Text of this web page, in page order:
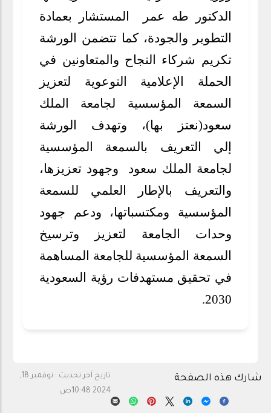
الدكتور طه عمر المستشار بعمادة
التطوير والجودة، كما تتضمن الورشة
تكريم شركاء النجاح والمتعاونين في
الحملة الإعلامية التوعوية لتعزيز
السمعة المؤسسية لجامعة الملك
سعود(نعتز بها)، وتهدف الورشة
إلي
التعريف بالسمعة المؤسسية
لجامعة الملك سعود وجهود تعزيزها،
و التعريف بالإطار العلمي للسمعة
المؤسسية ومكتسباتها، ودعم جهود
وحدات الجامعة لتعزيز وترسيخ
السمعة المؤسسية للجامعة المساهمة
في تحقيق مستهدفات رؤية السعودية
2030.
تاريخ آخر تحديث :
نوفمبر 18,
2024 10:48ص
شارك هذه الصفحة